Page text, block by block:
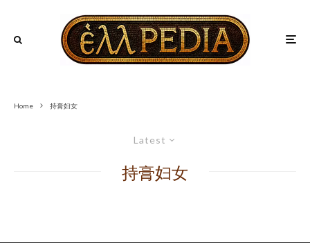
Home 持膏妇女
Latest
持膏妇女